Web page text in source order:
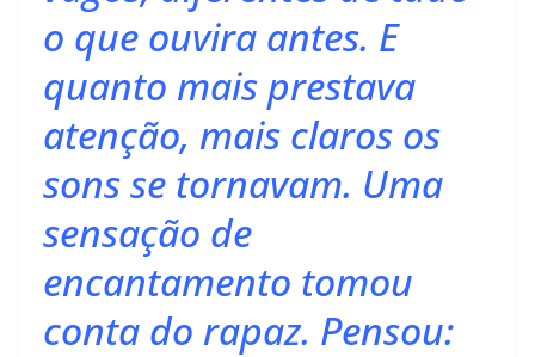
o que ouvira antes. E
quanto mais prestava
atenção, mais claros os
sons se tornavam. Uma
sensação de
encantamento tomou
conta do rapaz. Pensou: